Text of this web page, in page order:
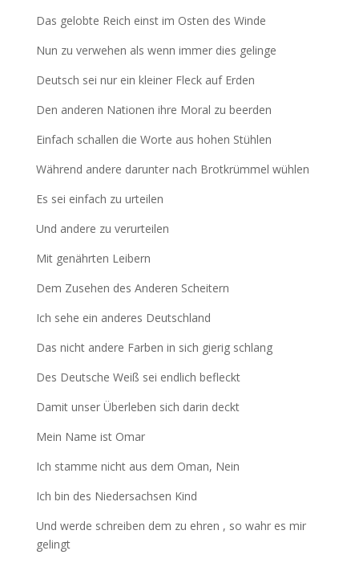
Das gelobte Reich einst im Osten des Winde
Nun zu verwehen als wenn immer dies gelinge
Deutsch sei nur ein kleiner Fleck auf Erden
Den anderen Nationen ihre Moral zu beerden
Einfach schallen die Worte aus hohen Stühlen
Während andere darunter nach Brotkrümmel wühlen
Es sei einfach zu urteilen
Und andere zu verurteilen
Mit genährten Leibern
Dem Zusehen des Anderen Scheitern
Ich sehe ein anderes Deutschland
Das nicht andere Farben in sich gierig schlang
Des Deutsche Weiß sei endlich befleckt
Damit unser Überleben sich darin deckt
Mein Name ist Omar
Ich stamme nicht aus dem Oman, Nein
Ich bin des Niedersachsen Kind
Und werde schreiben dem zu ehren , so wahr es mir
gelingt